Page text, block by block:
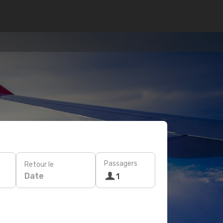
Retour le
Date
Passagers
1